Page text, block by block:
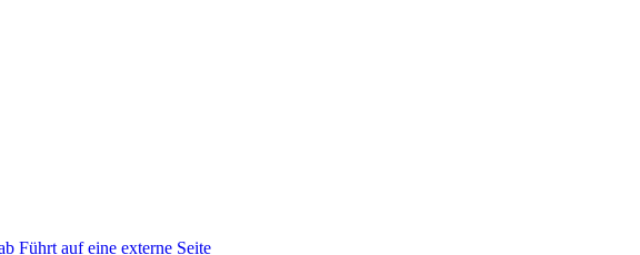
Führt auf eine externe Seite